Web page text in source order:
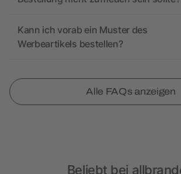
Kann ich vorab ein Muster des
Werbeartikels bestellen?
Alle FAQs anzeigen
Beliebt bei